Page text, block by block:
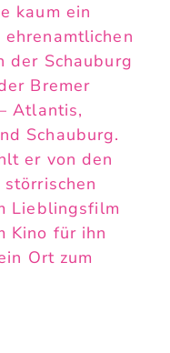
kaum ein
der Schauburg
Bremer
Atlantis,
Schauburg.
er von den
Lieblingsfilm
Kino für ihn
Ort zum